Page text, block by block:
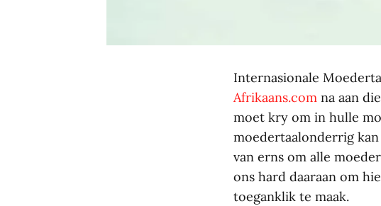
Internasionale
Afrikaans.comna aan
moet kry om in hulle
moedertaalonderrig
van erns om alle
ons hard daaraan om
toeganklik te maak.